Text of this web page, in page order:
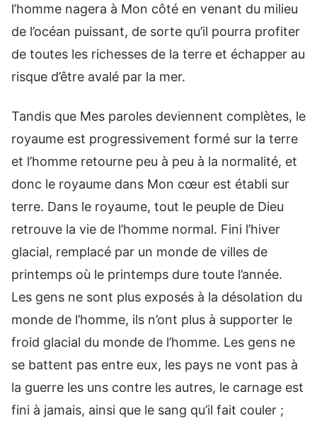
l’homme nagera à Mon côté en venant du milieu
de l’océan puissant, de sorte qu’il pourra profiter
de toutes les richesses de la terre et échapper au
risque d’être avalé par la mer.
Tandis que Mes paroles deviennent complètes, le
royaume est progressivement formé sur la terre
et l’homme retourne peu à peu à la normalité, et
donc le royaume dans Mon cœur est établi sur
terre. Dans le royaume, tout le peuple de Dieu
retrouve la vie de l’homme normal. Fini l’hiver
glacial, remplacé par un monde de villes de
printemps où le printemps dure toute l’année.
Les gens ne sont plus exposés à la désolation du
monde de l’homme, ils n’ont plus à supporter le
froid glacial du monde de l’homme. Les gens ne
se battent pas entre eux, les pays ne vont pas à
la guerre les uns contre les autres, le carnage est
fini à jamais, ainsi que le sang qu’il fait couler ;